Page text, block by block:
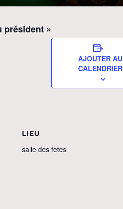
président »
AJOUTER AU
CALENDRIER
LIEU
salle des fetes